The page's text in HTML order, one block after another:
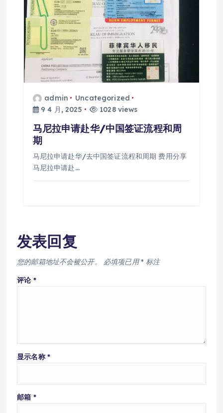
admin
Uncategorized
9 4 月, 2025
1028 views
马尼拉申请赴华/中国签证流程和周
期
马尼拉申请赴华/去中国签证流程和周期 费用分享
马尼拉申请赴…
发表回复
您的邮箱地址不会被公开。 必填项已用* 标注
评论 *
显示名称 *
邮箱 *